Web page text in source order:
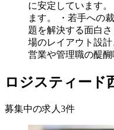
に安定しています
ます。 ・若手への
題を解決する面白
場のレイアウト設
営業や管理職の醍醐
ロジスティード
募集中の求人 3件